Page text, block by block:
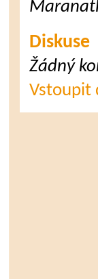
Diskuse
Žádný
Vstoupit